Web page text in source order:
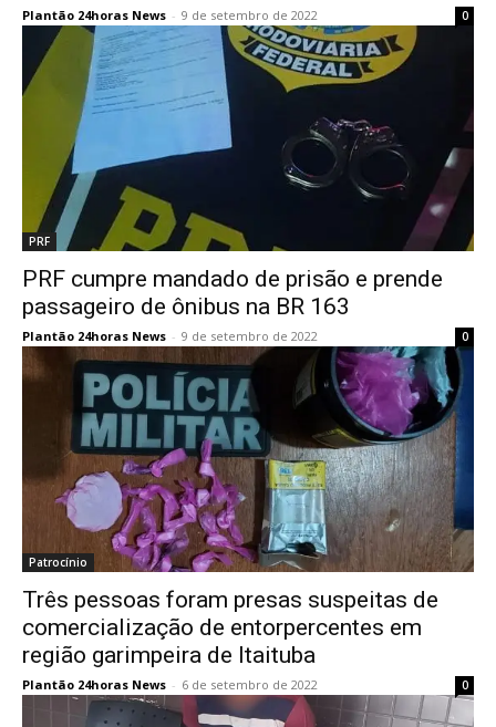
Plantão 24horas News - 9 de setembro de 2022 0
PRF
PRF cumpre mandado de prisão e prende
passageiro de ônibus na BR 163
Plantão 24horas News - 9 de setembro de 2022 0
Patrocínio
Três pessoas foram presas suspeitas de
comercialização de entorpercentes em
região garimpeira de Itaituba
Plantão 24horas News - 6 de setembro de 2022 0